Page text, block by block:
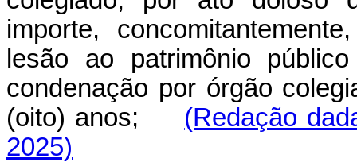
importe,
lesão ao patrimônio
condenação por órgão
(oito) anos; (Redação
2025)